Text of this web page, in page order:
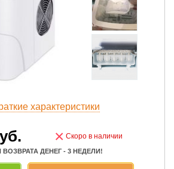
характеристики
× Скоро в наличии
ВОЗВРАТА ДЕНЕГ - 3 НЕДЕЛИ!